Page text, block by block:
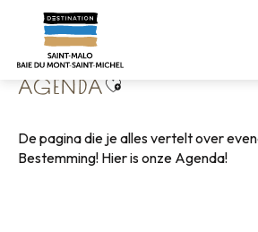
contenu
principal
Home Wonen zoals thuis
AGENDAAjouter aux favoris
De pagina die je alles vertelt over
Bestemming! Hier is onze Agenda!